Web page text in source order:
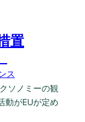
置
ス
ソノミーの観
動がEUが定め